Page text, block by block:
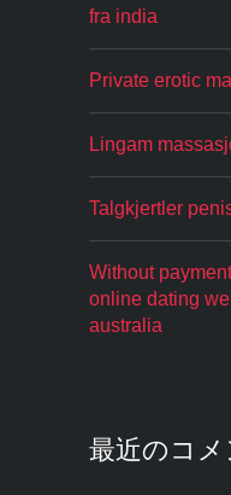
fra india
Private erotic
Lingam
Talgkjertler
Without
online dating
australia
最近のコメ